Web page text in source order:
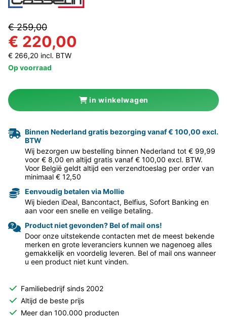
€ 259,00
€ 220,00
€ 266,20 incl. BTW
Op voorraad
in winkelwagen
Binnen Nederland gratis bezorging vanaf € 100,00 excl.
BTW
Wij bezorgen uw bestelling binnen Nederland tot € 99,99
voor € 8,00 en altijd gratis vanaf € 100,00 excl. BTW.
Voor België geldt altijd een verzendtoeslag per order van
minimaal € 12,50
Eenvoudig betalen via Mollie
Wij bieden iDeal, Bancontact, Belfius, Sofort Banking en
aan voor een snelle en veilige betaling.
Product niet gevonden? Bel of mail ons!
Door onze uitstekende contacten met de meest bekende
merken en grote leveranciers kunnen we nagenoeg alles
gemakkelijk en voordelig leveren. Bel of mail ons wanneer
u een product niet kunt vinden.
Familiebedrijf sinds 2002
Altijd de beste prijs
Meer dan 100.000 producten